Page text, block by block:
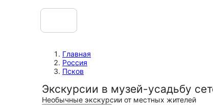
Главная
Россия
Псков
Экскурсии в музей-усадьбу
Необычные экскурсии от местных жителей